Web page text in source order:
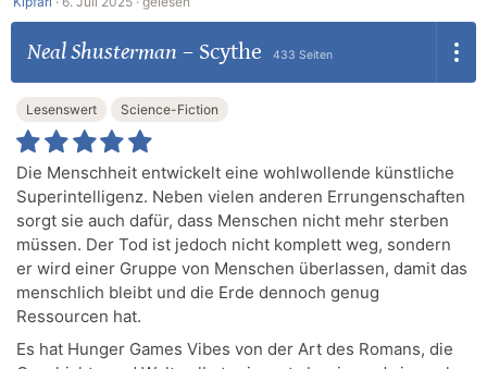
Neal Shusterman – Scythe 433 Seiten
Lesenswert Science-Fiction
Die Menschheit entwickelt eine wohlwollende künstliche
Superintelligenz. Neben vielen anderen Errungenschaften
sorgt sie auch dafür, dass Menschen nicht mehr sterben
müssen. Der Tod ist jedoch nicht komplett weg, sondern
er wird einer Gruppe von Menschen überlassen, damit das
menschlich bleibt und die Erde dennoch genug
Ressourcen hat.
Es hat Hunger Games Vibes von der Art des Romans, die